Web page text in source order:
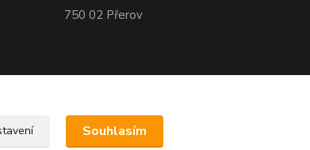
750 02 Přerov
Souhlasím